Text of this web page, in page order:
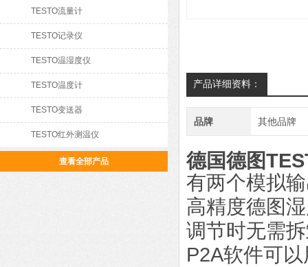
TESTO流量计
TESTO记录仪
TESTO温湿度仪
TESTO温度计
TESTO变送器
TESTO红外测温仪
查看全部产品
产品详细资料：
品牌 其他品牌
德国德图
有两个模拟
高精度德图
调节时无需
P2A软件可